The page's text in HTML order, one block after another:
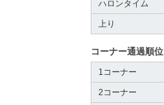
ハロンタイム
上り
コーナー通過順位
1コーナー
2コーナー